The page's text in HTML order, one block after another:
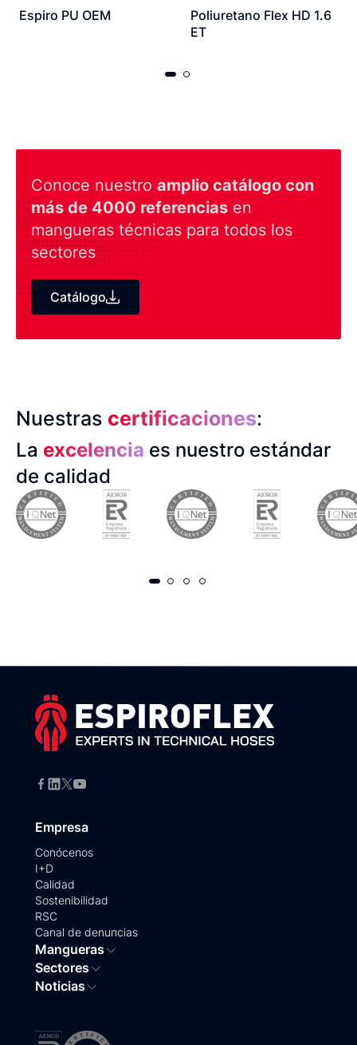
Espiro PU OEM
Poliuretano Flex HD 1.6
ET
Conoce nuestro amplio catálogo con
más de 4000 referencias en
mangueras técnicas para todos los
sectores
Catálogo
Nuestras certificaciones:
La excelencia es nuestro estándar
de calidad
Empresa
Conócenos
I+D
Calidad
Sostenibilidad
RSC
Canal de denuncias
Mangueras
Sectores
Noticias